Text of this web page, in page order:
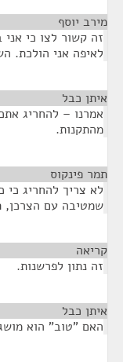
מירב יוסף
זה קשור לצו כי
לאיפה אני הולכת.
איתן כבל
אמרנו – להחריג
מהתקנות.
תמר פינקוס
לא צריך להחריג
שמטיבה עם הצרכן,
קריאה
זה נתון לפרשנות.
איתן כבל
האם "טוב" הוא